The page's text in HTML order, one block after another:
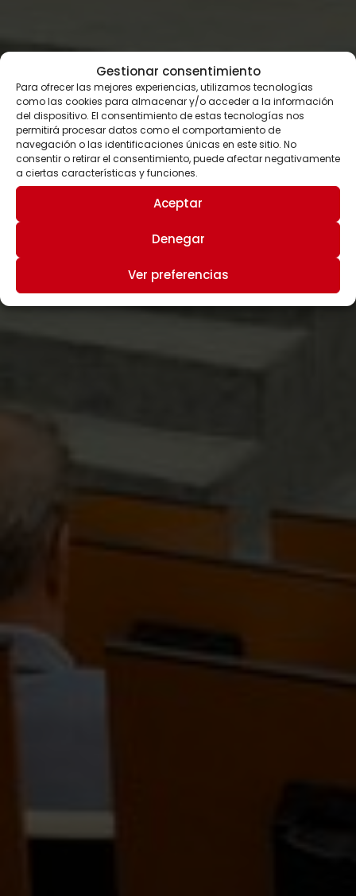
Gestionar consentimiento
Para ofrecer las mejores experiencias, utilizamos tecnologías
como las cookies para almacenar y/o acceder a la información
del dispositivo. El consentimiento de estas tecnologías nos
permitirá procesar datos como el comportamiento de
navegación o las identificaciones únicas en este sitio. No
consentir o retirar el consentimiento, puede afectar negativamente
a ciertas características y funciones.
Aceptar
Denegar
Ver preferencias